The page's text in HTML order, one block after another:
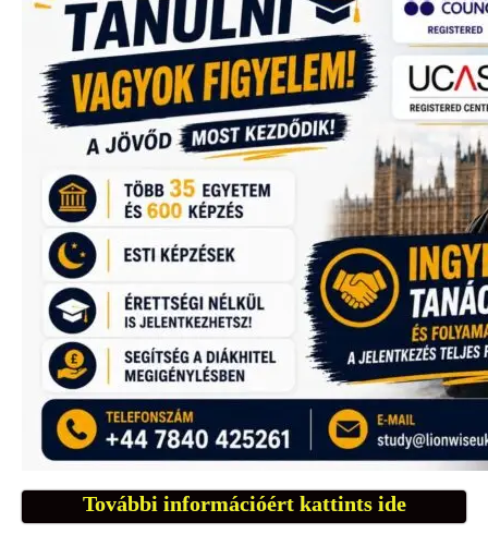
További információért kattints ide